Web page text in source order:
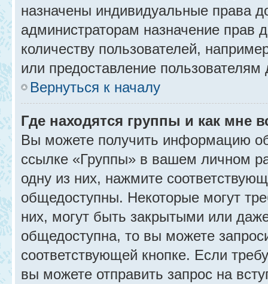
назначены индивидуальные права
администраторам назначение прав
количеству пользователей,
или предоставление
Вернуться к началу
Где находятся группы и как мне
Вы можете получить информацию
ссылке «Группы» в вашем личном
одну из них, нажмите
общедоступны. Некоторые могут
них, могут быть закрытыми или
общедоступна, то вы можете
соответствующей кнопке. Если
вы можете отправить запрос на